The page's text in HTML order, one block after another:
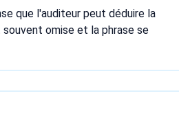
que l'auditeur peut déduire la
omise et la phrase se